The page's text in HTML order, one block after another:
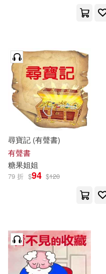
尋寶記 (有聲書)
有聲書
糖果姐姐
79 折 $94 $120